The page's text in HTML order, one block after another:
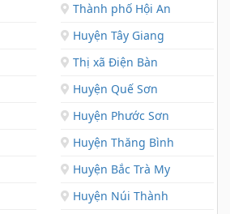
Thành phố Hội An
Huyện Tây Giang
Thị xã Điện Bàn
Huyện Quế Sơn
Huyện Phước Sơn
Huyện Thăng Bình
Huyện Bắc Trà My
Huyện Núi Thành